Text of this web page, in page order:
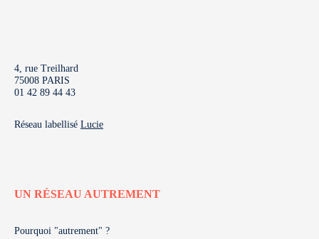
4, rue Treilhard
75008 PARIS
01 42 89 44 43
Réseau labellisé Lucie
UN RÉSEAU AUTREMENT
Pourquoi "autrement" ?